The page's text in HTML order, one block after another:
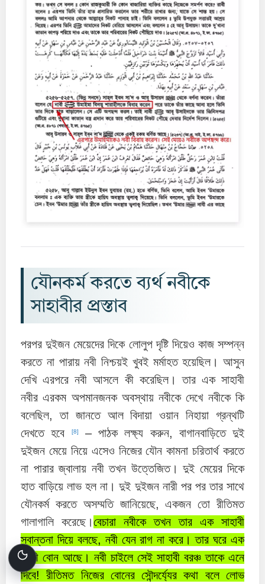
যৌনকর্ম করতে ব্যর্থ নবীকে
সাহাবীর প্রস্তাব
পরপর দুইজন মেয়েদের দিকে লোলুপ দৃষ্টি দিয়েও কাজ সম্পন্ন
করতে না পারায় নবী নিশ্চয়ই খুবই মর্মাহত হয়েছিল। আসুন
দেখি এরপরে নবী আসলে কী করেছিল। তার এক সাহাবী
নবীর এরকম অপমানজনক অবস্থায় নবীকে দেখে নবীকে কি
বলেছিল, তা জানতে আল বিদায়া ওয়ান নিহায়া গ্রন্থটি
দেখতে হবে
[8]
– পাঠক লক্ষ্য করুন, বাগানবাড়িতে দুই
দুইজন মেয়ে নিয়ে এসেও নিজের যৌন কামনা চরিতার্থ করতে
না পারার জ্বালায় নবী তখন উত্তেজিত। দুই মেয়ের দিকে
হাত বাড়িয়ে লাভ হল না। দুই দুইজন নারী পর পর তার সাথে
যৌনকর্ম করতে অসম্মতি জানিয়েছে, একজন তো রীতিমত
গালাগালি করেছে।বেচারা নবীকে তখন তার এক সাহাবী
স্বান্তনা দিয়ে বলছে, নবী যেন রাগ না করে। তার ঘরে এক
সুন্দরী বোন আছে। নবী চাইলে সেই সাহাবী বরঞ্চ তাকে এনে
দিবে! রীতিমত নিজের বোনের সৌন্দর্য্যের কথা বলে লোভ